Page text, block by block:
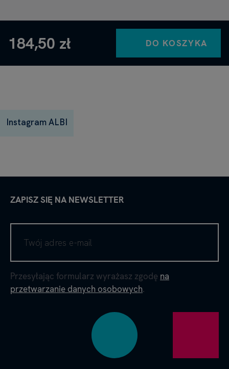
184,50 zł DO KOSZYKA
Instagram ALBI
ZAPISZ SIĘ NA NEWSLETTER
Przesyłając formularz wyrażasz zgodę na
przetwarzanie danych osobowych.